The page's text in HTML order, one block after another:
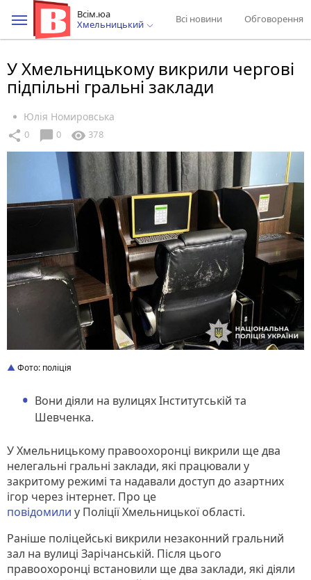
Всім.юа
Хмельницький
Всі новини Обговорення
У Хмельницькому викрили чергові
підпільні гральні заклади
Юлія Номировська
share 0 chat_bubble 0 visibility 378
Фото: поліція
Вони діяли на вулицях Інститутській та
Шевченка.
У Хмельницькому правоохоронці викрили ще два
нелегальні гральні заклади, які працювали у
закритому режимі та надавали доступ до азартних
ігор через інтернет. Про це
повідомили у Поліції Хмельницької області.
Раніше поліцейські викрили незаконний гральний
зал на вулиці Зарічанській. Після цього
правоохоронці встановили ще два заклади, які діяли